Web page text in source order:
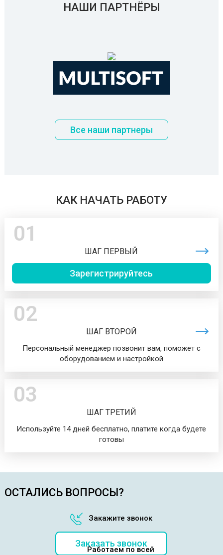
НАШИ ПАРТНЁРЫ
Все наши партнеры
КАК НАЧАТЬ РАБОТУ
01
ШАГ ПЕРВЫЙ
Зарегистрируйтесь
02
ШАГ ВТОРОЙ
Персональный менеджер позвонит вам, поможет с
оборудованием и настройкой
03
ШАГ ТРЕТИЙ
Используйте 14 дней бесплатно, платите когда будете
готовы
ОСТАЛИСЬ ВОПРОСЫ?
Закажите звонок
Заказать звонок
Работаем по всей